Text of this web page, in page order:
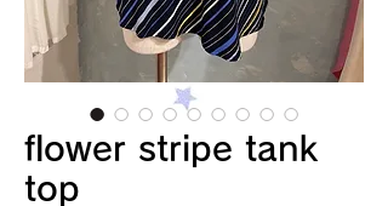
flower stripe tank
top